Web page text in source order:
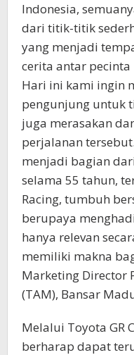
Indonesia,
dari titik-titik
yang menjadi
cerita antar
Hari ini kami ingin
pengunjung untuk
juga merasakan
perjalanan
menjadi bagian
selama 55 tahun,
Racing, tumbuh
berupaya
hanya relevan
memiliki makna
Marketing Director
(TAM), Bansar
Melalui Toyota GR
berharap dapat